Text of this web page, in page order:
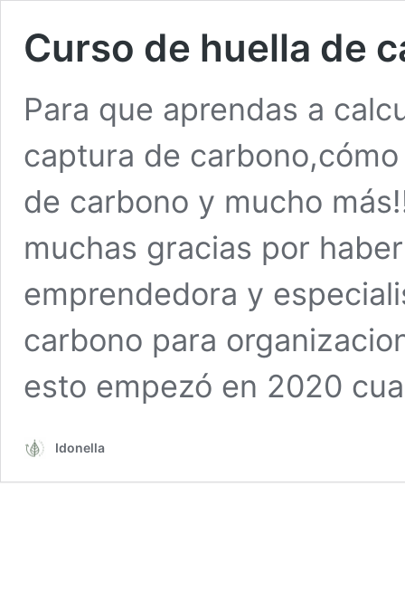
Curso de huella de
Para que aprendas a
captura de
de carbono y mucho
muchas gracias por
emprendedora y
carbono para
esto empezó en 2020
Idonella